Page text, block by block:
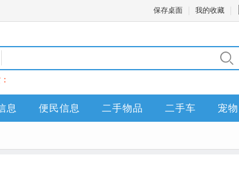
保存桌面 我的收藏
息 便民信息 二手物品 二手车 宠物